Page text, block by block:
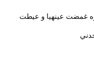
غمضت عينهيا و عيطت